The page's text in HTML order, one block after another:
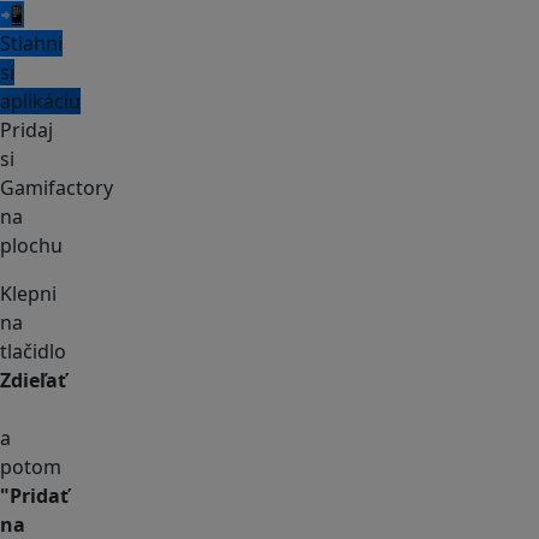
📲
Stiahni
si
aplikáciu
Pridaj
si
Gamifactory
na
plochu
Klepni
na
tlačidlo
Zdieľať
a
potom
"Pridať
na